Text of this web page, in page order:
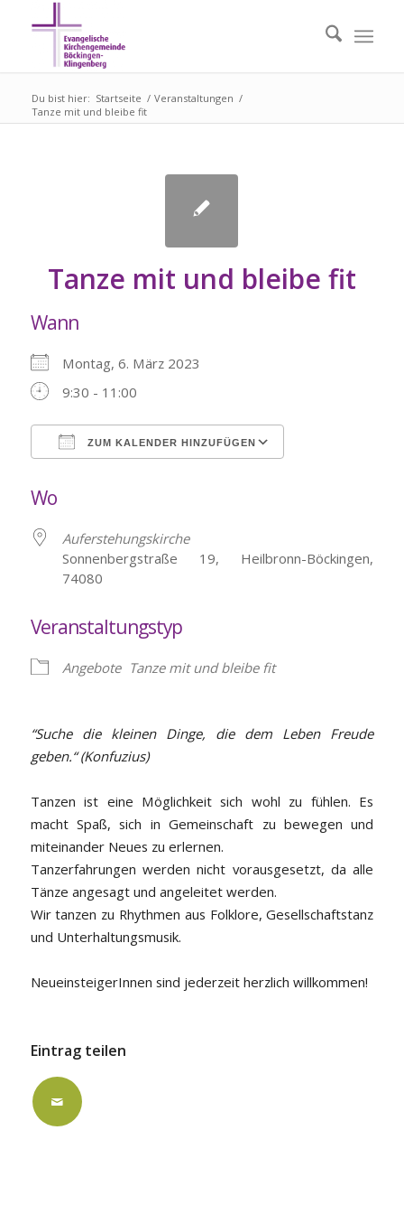
Du bist hier: Startseite / Veranstaltungen /
Tanze mit und bleibe fit
Tanze mit und bleibe fit
Wann
Montag, 6. März 2023
9:30 - 11:00
ZUM KALENDER HINZUFÜGEN
Wo
Auferstehungskirche
Sonnenbergstraße 19, Heilbronn-Böckingen,
74080
Veranstaltungstyp
Angebote Tanze mit und bleibe fit
“Suche die kleinen Dinge, die dem Leben Freude
geben.“ (Konfuzius)
Tanzen ist eine Möglichkeit sich wohl zu fühlen. Es
macht Spaß, sich in Gemeinschaft zu bewegen und
miteinander Neues zu erlernen.
Tanzerfahrungen werden nicht vorausgesetzt, da alle
Tänze angesagt und angeleitet werden.
Wir tanzen zu Rhythmen aus Folklore, Gesellschaftstanz
und Unterhaltungsmusik.
NeueinsteigerInnen sind jederzeit herzlich willkommen!
Eintrag teilen